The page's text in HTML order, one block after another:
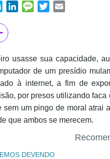
Skype LinkedInMessage
Twitter
usasse sua capacidade,
de um presídio
à internet, a fim de
por presos utilizando
sem um pingo de moral atrai
que ambos se merecem.
DEVENDO